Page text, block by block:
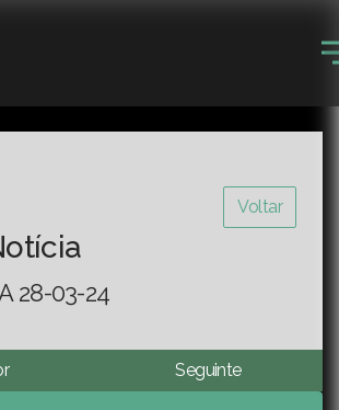
Voltar
28-03-24
Seguinte